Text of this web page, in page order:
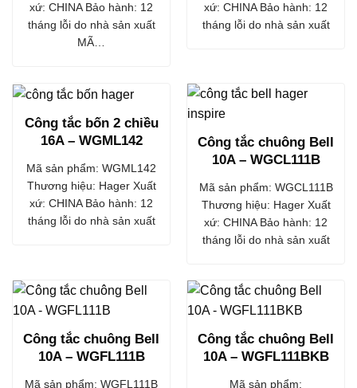
xứ: CHINA Bảo hành: 12
tháng lỗi do nhà sản xuất
MÃ…
xứ: CHINA Bảo hành: 12
tháng lỗi do nhà sản xuất
Công tắc bốn 2 chiều
16A – WGML142
Mã sản phẩm: WGML142
Thương hiệu: Hager Xuất
xứ: CHINA Bảo hành: 12
tháng lỗi do nhà sản xuất
Công tắc chuông Bell
10A – WGCL111B
Mã sản phẩm: WGCL111B
Thương hiệu: Hager Xuất
xứ: CHINA Bảo hành: 12
tháng lỗi do nhà sản xuất
Công tắc chuông Bell
10A – WGFL111B
Mã sản phẩm: WGFL111B
Công tắc chuông Bell
10A – WGFL111BKB
Mã sản phẩm: